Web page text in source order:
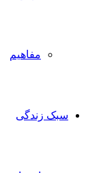
مفاهیم
سبک زندگی